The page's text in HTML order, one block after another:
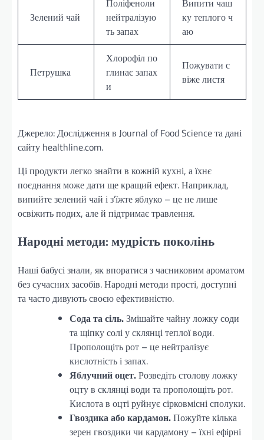
Зелений чай
нейтралізую
ть запах
ку теплого ч
аю
Петрушка
Хлорофіл по
глинає запах
и
Пожувати с
віже листя
Джерело: Дослідження в Journal of Food Science та дані
сайту healthline.com.
Ці продукти легко знайти в кожній кухні, а їхнє
поєднання може дати ще кращий ефект. Наприклад,
випийте зелений чай і з’їжте яблуко – це не лише
освіжить подих, але й підтримає травлення.
Народні методи: мудрість поколінь
Наші бабусі знали, як впоратися з часниковим ароматом
без сучасних засобів. Народні методи прості, доступні
та часто дивують своєю ефективністю.
Сода та сіль.Змішайте чайну ложку соди
та щіпку солі у склянці теплої води.
Прополощіть рот – це нейтралізує
кислотність і запах.
Яблучний оцет.Розведіть столову ложку
оцту в склянці води та прополощіть рот.
Кислота в оцті руйнує сірковмісні сполуки.
Гвоздика або кардамон.Пожуйте кілька
зерен гвоздики чи кардамону – їхні ефірні